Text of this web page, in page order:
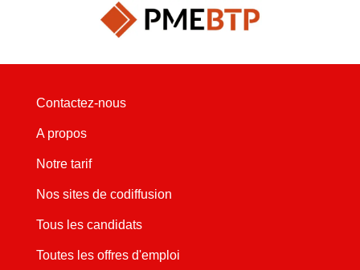
Contactez-nous
A propos
Notre tarif
Nos sites de codiffusion
Tous les candidats
Toutes les offres d'emploi